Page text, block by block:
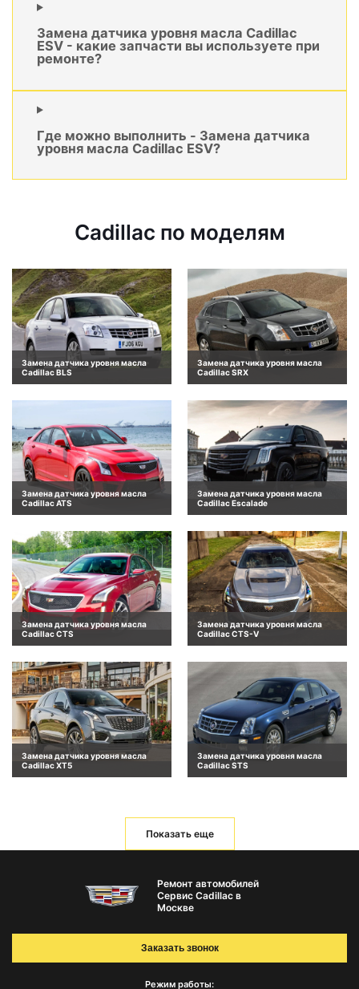
Замена датчика уровня масла Cadillac
ESV - какие запчасти вы используете при
ремонте?
Где можно выполнить - Замена датчика
уровня масла Cadillac ESV?
Cadillac по моделям
Замена датчика уровня масла
Cadillac BLS
Замена датчика уровня масла
Cadillac SRX
Замена датчика уровня масла
Cadillac ATS
Замена датчика уровня масла
Cadillac Escalade
Замена датчика уровня масла
Cadillac CTS
Замена датчика уровня масла
Cadillac CTS-V
Замена датчика уровня масла
Cadillac XT5
Замена датчика уровня масла
Cadillac STS
Показать еще
Ремонт автомобилей
Сервис Cadillac в
Москве
Режим работы:
Заказать звонок